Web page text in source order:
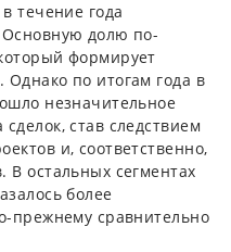
течение года
Основную долю по-
формирует
по итогам года в
незначительное
став следствием
и, соответственно,
В остальных сегментах
более
прежнему сравнительно